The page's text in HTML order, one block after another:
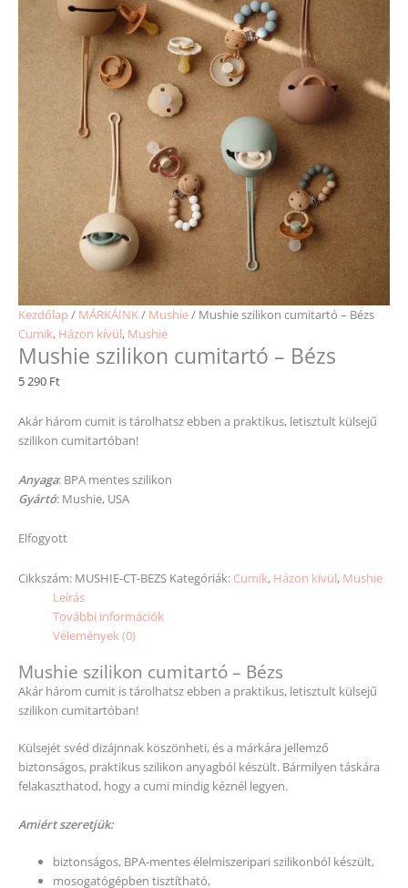
Kezdőlap / MÁRKÁINK/ Mushie/ Mushie szilikon cumitartó – Bézs
Cumik, Házon kívül, Mushie
Mushie szilikon cumitartó – Bézs
5 290 Ft
Akár három cumit is tárolhatsz ebben a praktikus, letisztult külsejű
szilikon cumitartóban!
Anyaga: BPA mentes szilikon
Gyártó: Mushie, USA
Elfogyott
Cikkszám: MUSHIE-CT-BEZS Kategóriák: Cumik, Házon kívül, Mushie
Leírás
További információk
Vélemények (0)
Mushie szilikon cumitartó – Bézs
Akár három cumit is tárolhatsz ebben a praktikus, letisztult külsejű
szilikon cumitartóban!
Külsejét svéd dizájnnak köszönheti, és a márkára jellemző
biztonságos, praktikus szilikon anyagból készült. Bármilyen táskára
felakaszthatod, hogy a cumi mindig kéznél legyen.
Amiért szeretjük:
biztonságos, BPA-mentes élelmiszeripari szilikonból készült,
mosogatógépben tisztítható,